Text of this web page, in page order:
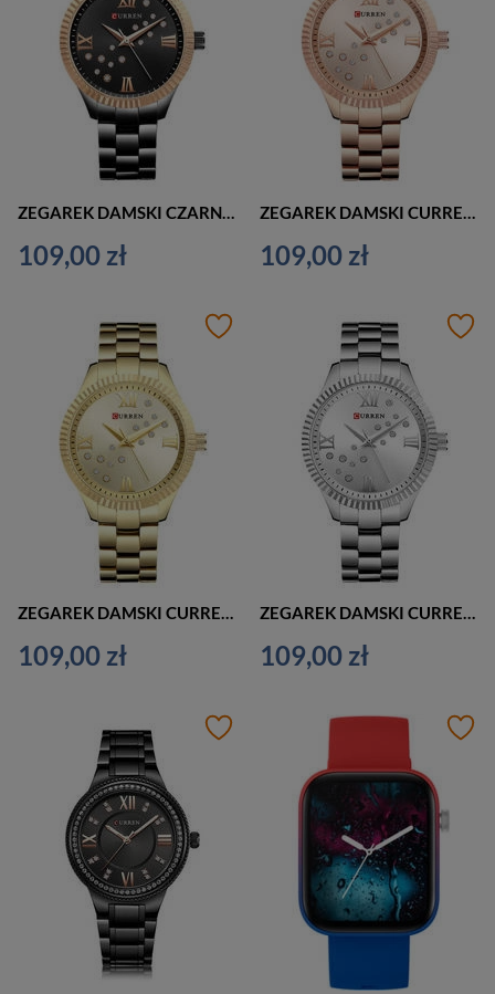
109,00 zł 109,00 zł
ZEGAREK DAMSKI CURREN 9009 (zc508b) + BOX
109,00 zł
ZEGAREK DAMSKI CURREN 9009 (zc508a) + BOX
109,00 zł